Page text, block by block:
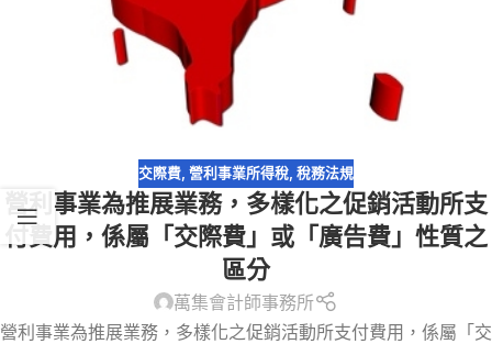
交際費, 營利事業所得稅, 稅務法規
營利事業為推展業務，多樣化之促銷活動所支
付費用，係屬「交際費」或「廣告費」性質之
區分
萬集會計師事務所
營利事業為推展業務，多樣化之促銷活動所支付費用，係屬「交